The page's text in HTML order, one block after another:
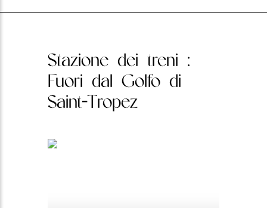
Stazione dei treni :
Fuori dal Golfo di
Saint-Tropez